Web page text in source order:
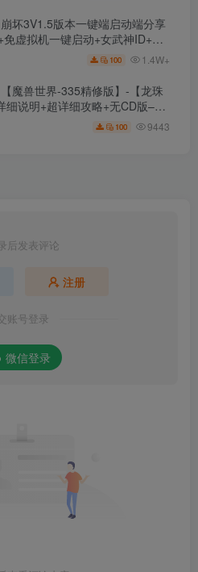
坏3V1.5版本一键端启动端分享
免虚拟机一键启动+女武神ID+详
一键修改
100 1.4W+
魔兽世界-335精修版】-【龙珠
细说明+超详细攻略+无CD版–精
荐+站长亲测
100 9443
后发表评论
注册
账号登录
微信登录